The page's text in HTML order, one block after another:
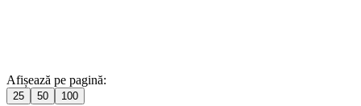
Afișează pe pagină:
25 50 100